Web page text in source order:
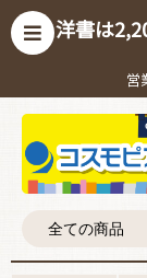
洋書は
営